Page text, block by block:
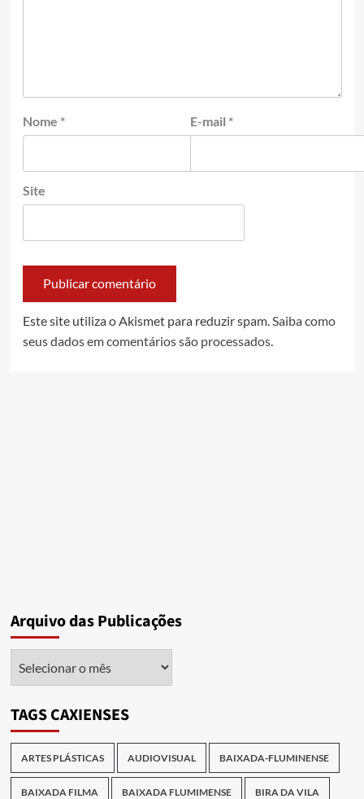
Nome * E-mail *
Site
Este site utiliza o Akismet para reduzir spam. Saiba como
seus dados em comentários são processados.
Arquivo das Publicações
TAGS CAXIENSES
ARTES PLÁSTICAS AUDIOVISUAL BAIXADA-FLUMINENSE
BAIXADA FILMA BAIXADA FLUMIMENSE BIRA DA VILA